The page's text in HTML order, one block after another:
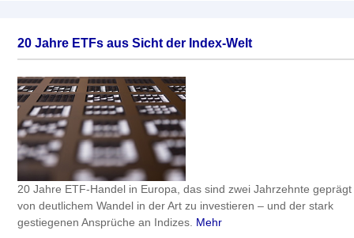
20 Jahre ETFs aus Sicht der Index-Welt
20 Jahre ETF-Handel in Europa, das sind zwei Jahrzehnte geprägt
von deutlichem Wandel in der Art zu investieren – und der stark
gestiegenen Ansprüche an Indizes. Mehr